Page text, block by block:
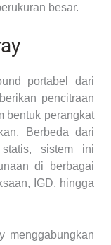
besar.
portabel dari
pencitraan
bentuk perangkat
Berbeda dari
sistem ini
di berbagai
IGD, hingga
menggabungkan